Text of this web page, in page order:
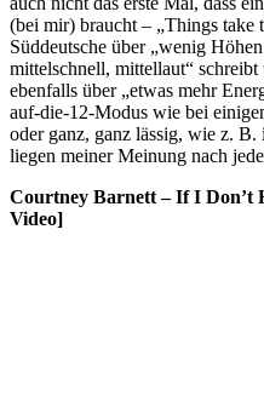
(bei mir) braucht – „Things take
Süddeutsche über „wenig
mittelschnell, mittellaut“
ebenfalls über „etwas mehr
auf-die-12-Modus wie bei
oder ganz, ganz lässig, wie z.
liegen meiner Meinung nach
Courtney Barnett – If I Don’t
Video]